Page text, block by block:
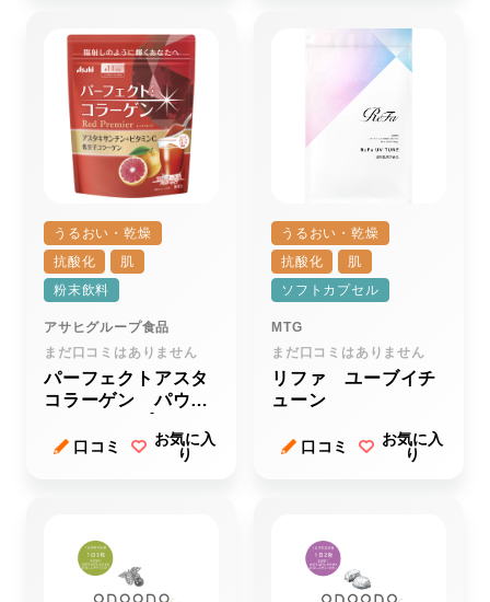
うるおい・乾燥
抗酸化
肌
粉末飲料
アサヒグループ食品
まだ口コミはありません
パーフェクトアスタ
コラーゲン パウダ
ａ
口コミ
お気に入
り
うるおい・乾燥
抗酸化
肌
ソフトカプセル
MTG
まだ口コミはありません
リファ ユーブイチ
ューン
口コミ
お気に入
り